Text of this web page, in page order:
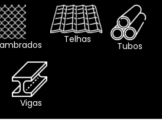
Telhas
Tubos
Vigas